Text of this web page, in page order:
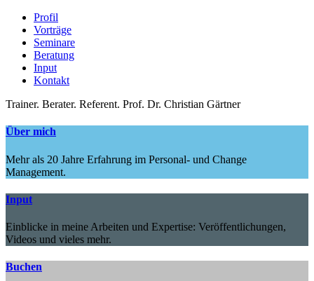
Profil
Vorträge
Seminare
Beratung
Input
Kontakt
Trainer. Berater. Referent. Prof. Dr. Christian Gärtner
Über mich
Mehr als 20 Jahre Erfahrung im Personal- und Change
Management.
Input
Einblicke in meine Arbeiten und Expertise: Veröffentlichungen,
Videos und vieles mehr.
Buchen